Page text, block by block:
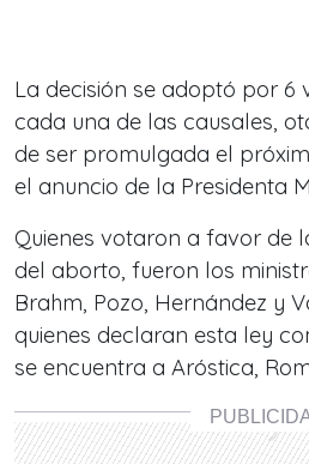
La decisión se adoptó por 6
cada una de las causales,
de ser promulgada el
el anuncio de la Presidenta
Quienes votaron a favor de
del aborto, fueron los
Brahm, Pozo, Hernández y
quienes declaran esta ley
se encuentra a Aróstica,